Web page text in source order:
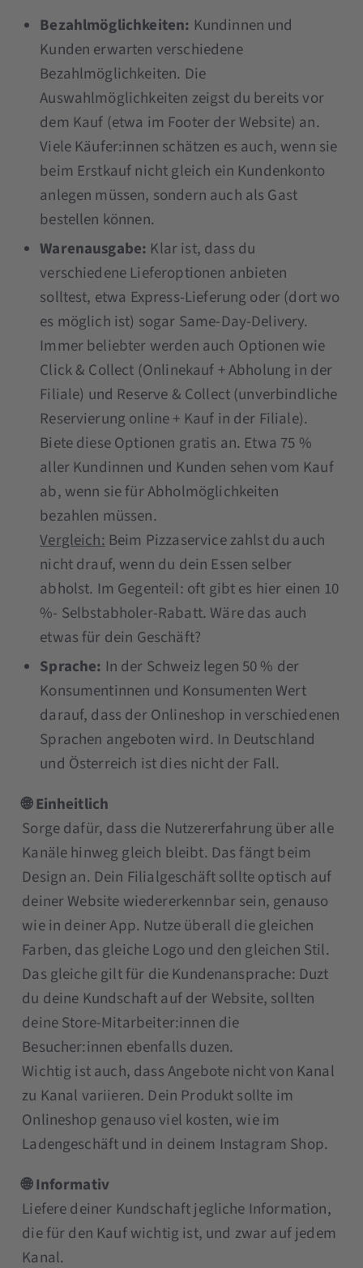
Bezahlmöglichkeiten: Kundinnen und
Kunden erwarten verschiedene
Bezahlmöglichkeiten. Die
Auswahlmöglichkeiten zeigst du bereits vor
dem Kauf (etwa im Footer der Website) an.
Viele Käufer:innen schätzen es auch, wenn sie
beim Erstkauf nicht gleich ein Kundenkonto
anlegen müssen, sondern auch als Gast
bestellen können.
Warenausgabe: Klar ist, dass du
verschiedene Lieferoptionen anbieten
solltest, etwa Express-Lieferung oder (dort wo
es möglich ist) sogar Same-Day-Delivery.
Immer beliebter werden auch Optionen wie
Click & Collect (Onlinekauf + Abholung in der
Filiale) und Reserve & Collect (unverbindliche
Reservierung online + Kauf in der Filiale).
Biete diese Optionen gratis an. Etwa 75 %
aller Kundinnen und Kunden sehen vom Kauf
ab, wenn sie für Abholmöglichkeiten
bezahlen müssen.
Vergleich:Beim Pizzaservice zahlst du auch
nicht drauf, wenn du dein Essen selber
abholst. Im Gegenteil: oft gibt es hier einen 10
%- Selbstabholer-Rabatt. Wäre das auch
etwas für dein Geschäft?
Sprache: In der Schweiz legen 50 % der
Konsumentinnen und Konsumenten Wert
darauf, dass der Onlineshop in verschiedenen
Sprachen angeboten wird. In Deutschland
und Österreich ist dies nicht der Fall.
🌐 Einheitlich
Sorge dafür, dass die Nutzererfahrung über alle
Kanäle hinweg gleich bleibt. Das fängt beim
Design an. Dein Filialgeschäft sollte optisch auf
deiner Website wiedererkennbar sein, genauso
wie in deiner App. Nutze überall die gleichen
Farben, das gleiche Logo und den gleichen Stil.
Das gleiche gilt für die Kundenansprache: Duzt
du deine Kundschaft auf der Website, sollten
deine Store-Mitarbeiter:innen die
Besucher:innen ebenfalls duzen.
Wichtig ist auch, dass Angebote nicht von Kanal
zu Kanal variieren. Dein Produkt sollte im
Onlineshop genauso viel kosten, wie im
Ladengeschäft und in deinem Instagram Shop.
🌐 Informativ
Liefere deiner Kundschaft jegliche Information,
die für den Kauf wichtig ist, und zwar auf jedem
Kanal.